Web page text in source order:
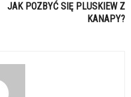
JAK POZBYĆ SIĘ PLUSKIEW Z
KANAPY?